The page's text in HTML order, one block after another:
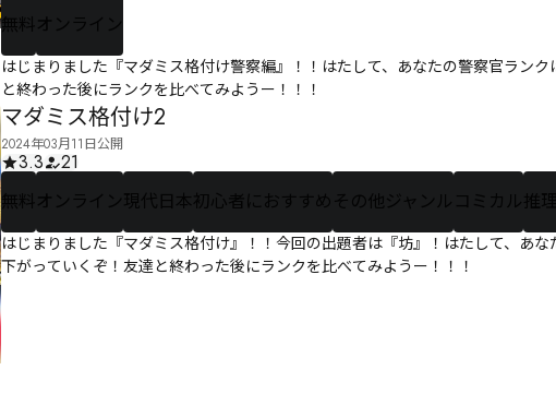
無料 オンライン
はじまりました『マダミス格付け警察編』！！はたして、あなたの警察官ラン
と終わった後にランクを比べてみようー！！！
マダミス格付け2
2024年03月11日公開
3.3
21
無料 オンライン 現代日本 初心者におすすめその他ジャンル コミカル 推
はじまりました『マダミス格付け』！！今回の出題者は『坊』！はたして、あ
下がっていくぞ！友達と終わった後にランクを比べてみようー！！！